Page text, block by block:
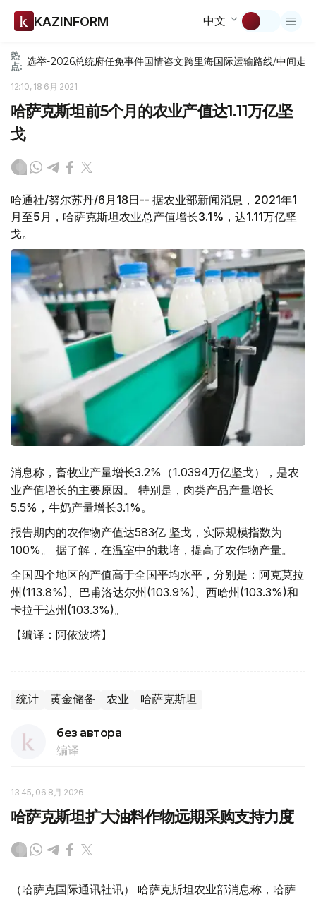
KAZINFORM 中文
热
点: 选举-2026总统府任免事件国情咨文跨里海国际运输路线/中间走廊
12:10, 18 6月 2021
哈萨克斯坦前5个月的农业产值达1.11万亿坚
戈
哈通社/努尔苏丹/6月18日-- 据农业部新闻消息，2021年1
月至5月，哈萨克斯坦农业总产值增长3.1%，达1.11万亿坚
戈。
消息称，畜牧业产量增长3.2%（1.0394万亿坚戈），是农
业产值增长的主要原因。 特别是，肉类产品产量增长
5.5%，牛奶产量增长3.1%。
报告期内的农作物产值达583亿 坚戈，实际规模指数为
100%。 据了解，在温室中的栽培，提高了农作物产量。
全国四个地区的产值高于全国平均水平，分别是：阿克莫拉
州(113.8%)、巴甫洛达尔州(103.9%)、西哈州(103.3%)和
卡拉干达州(103.3%)。
【编译：阿依波塔】
统计 黄金储备 农业 哈萨克斯坦
без автора
编译
13:45, 06 8月 2026
哈萨克斯坦扩大油料作物远期采购支持力度
（哈萨克国际通讯社讯） 哈萨克斯坦农业部消息称，哈萨